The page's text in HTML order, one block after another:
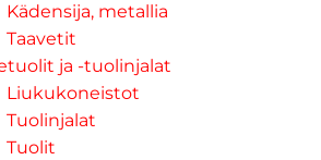
Kädensija, metallia
Taavetit
ja -tuolinjalat
Liukukoneistot
Tuolinjalat
Tuolit